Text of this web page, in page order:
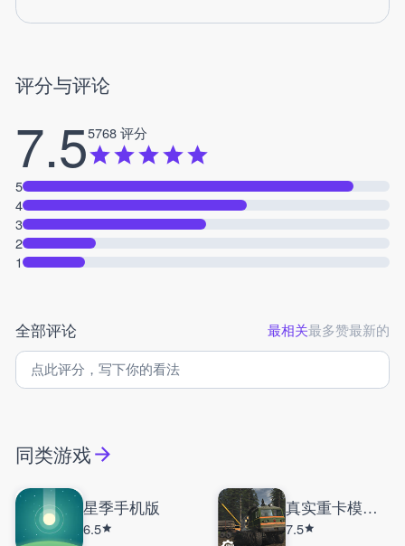
评分与评论
7.55768 评分
5
4
3
2
1
全部评论 最相关最多赞最新的
同类游戏
星季手机版
6.5
真实重卡模拟器
7.5